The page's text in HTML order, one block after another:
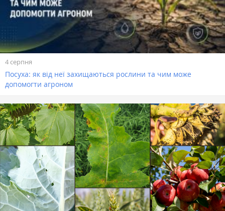
4 серпня
Посуха: як від неї захищаються рослини та чим може
допомогти агроном